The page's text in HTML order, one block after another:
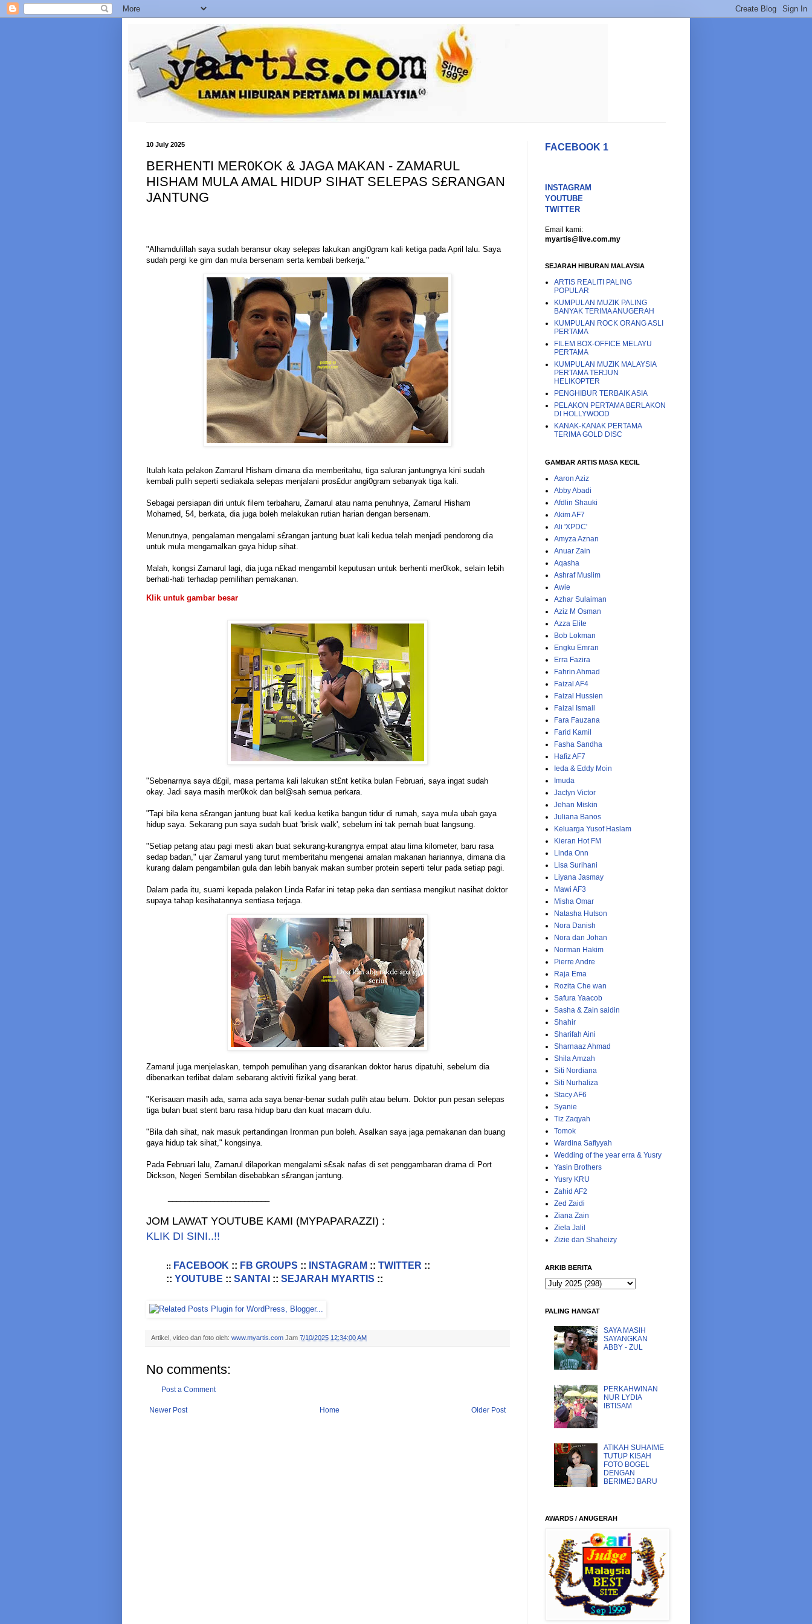
10 July 2025
BERHENTI MER0KOK & JAGA MAKAN - ZAMARUL
HISHAM MULA AMAL HIDUP SIHAT SELEPAS S£RANGAN
JANTUNG
"Alhamdulillah saya sudah beransur okay selepas lakukan angi0gram kali ketiga pada April lalu. Saya
sudah pergi ke gim dan mula bersenam serta kembali berkerja."
Itulah kata pelakon Zamarul Hisham dimana dia memberitahu, tiga saluran jantungnya kini sudah
kembali pulih seperti sediakala selepas menjalani pros£dur angi0gram sebanyak tiga kali.
Sebagai persiapan diri untuk filem terbaharu, Zamarul atau nama penuhnya, Zamarul Hisham
Mohamed, 54, berkata, dia juga boleh melakukan rutian harian dengan bersenam.
Menurutnya, pengalaman mengalami s£rangan jantung buat kali kedua telah menjadi pendorong dia
untuk mula mengamalkan gaya hidup sihat.
Malah, kongsi Zamarul lagi, dia juga n£kad mengambil keputusan untuk berhenti mer0kok, selain lebih
berhati-hati terhadap pemilihan pemakanan.
Klik untuk gambar besar
"Sebenarnya saya d£gil, masa pertama kali lakukan st£nt ketika bulan Februari, saya ingat sudah
okay. Jadi saya masih mer0kok dan bel@sah semua perkara.
"Tapi bila kena s£rangan jantung buat kali kedua ketika bangun tidur di rumah, saya mula ubah gaya
hidup saya. Sekarang pun saya sudah buat 'brisk walk', sebelum ini tak pernah buat langsung.
"Setiap petang atau pagi mesti akan buat sekurang-kurangnya empat atau lima kilometer, baru rasa
sedap badan," ujar Zamarul yang turut memberitahu mengenai amalan makanan hariannya, dimana dia
kurang dalam pengambilan gula dan lebih banyak makan sumber protein seperti telur pada setiap pagi.
Dalam pada itu, suami kepada pelakon Linda Rafar ini tetap peka dan sentiasa mengikut nasihat doktor
supaya tahap kesihatannya sentiasa terjaga.
Zamarul juga menjelaskan, tempoh pemulihan yang disarankan doktor harus dipatuhi, sebelum dia
dibenarkan terlibat dalam sebarang aktiviti fizikal yang berat.
"Kerisauan masih ada, sama ada saya benar-benar sudah pulih atau belum. Doktor pun pesan selepas
tiga bulan buat stent baru rasa hidup baru dan kuat macam dulu.
"Bila dah sihat, nak masuk pertandingan Ironman pun boleh. Asalkan saya jaga pemakanan dan buang
gaya hidup tak sihat," kongsinya.
Pada Februari lalu, Zamarul dilaporkan mengalami s£sak nafas di set penggambaran drama di Port
Dickson, Negeri Sembilan disebabkan s£rangan jantung.
JOM LAWAT YOUTUBE KAMI (MYPAPARAZZI) :
KLIK DI SINI..!!
:: FACEBOOK :: FB GROUPS :: INSTAGRAM :: TWITTER ::
:: YOUTUBE :: SANTAI :: SEJARAH MYARTIS ::
Artikel, video dan foto oleh: www.myartis.com Jam 7/10/2025 12:34:00 AM
No comments:
Post a Comment
Newer Post Older Post
Home
FACEBOOK 1
INSTAGRAM
YOUTUBE
TWITTER
Email kami:
myartis@live.com.my
SEJARAH HIBURAN MALAYSIA
ARTIS REALITI PALING
POPULAR
KUMPULAN MUZIK PALING
BANYAK TERIMA ANUGERAH
KUMPULAN ROCK ORANG ASLI
PERTAMA
FILEM BOX-OFFICE MELAYU
PERTAMA
KUMPULAN MUZIK MALAYSIA
PERTAMA TERJUN
HELIKOPTER
PENGHIBUR TERBAIK ASIA
PELAKON PERTAMA BERLAKON
DI HOLLYWOOD
KANAK-KANAK PERTAMA
TERIMA GOLD DISC
GAMBAR ARTIS MASA KECIL
Aaron Aziz
Abby Abadi
Afdlin Shauki
Akim AF7
Ali 'XPDC'
Amyza Aznan
Anuar Zain
Aqasha
Ashraf Muslim
Awie
Azhar Sulaiman
Aziz M Osman
Azza Elite
Bob Lokman
Engku Emran
Erra Fazira
Fahrin Ahmad
Faizal AF4
Faizal Hussien
Faizal Ismail
Fara Fauzana
Farid Kamil
Fasha Sandha
Hafiz AF7
Ieda & Eddy Moin
Imuda
Jaclyn Victor
Jehan Miskin
Juliana Banos
Keluarga Yusof Haslam
Kieran Hot FM
Linda Onn
Lisa Surihani
Liyana Jasmay
Mawi AF3
Misha Omar
Natasha Hutson
Nora Danish
Nora dan Johan
Norman Hakim
Pierre Andre
Raja Ema
Rozita Che wan
Safura Yaacob
Sasha & Zain saidin
Shahir
Sharifah Aini
Sharnaaz Ahmad
Shila Amzah
Siti Nordiana
Siti Nurhaliza
Stacy AF6
Syanie
Tiz Zaqyah
Tomok
Wardina Safiyyah
Wedding of the year erra & Yusry
Yasin Brothers
Yusry KRU
Zahid AF2
Zed Zaidi
Ziana Zain
Ziela Jalil
Zizie dan Shaheizy
ARKIB BERITA
PALING HANGAT
SAYA MASIH
SAYANGKAN
ABBY - ZUL
PERKAHWINAN
NUR LYDIA
IBTISAM
ATIKAH SUHAIME
TUTUP KISAH
FOTO BOGEL
DENGAN
BERIMEJ BARU
AWARDS / ANUGERAH